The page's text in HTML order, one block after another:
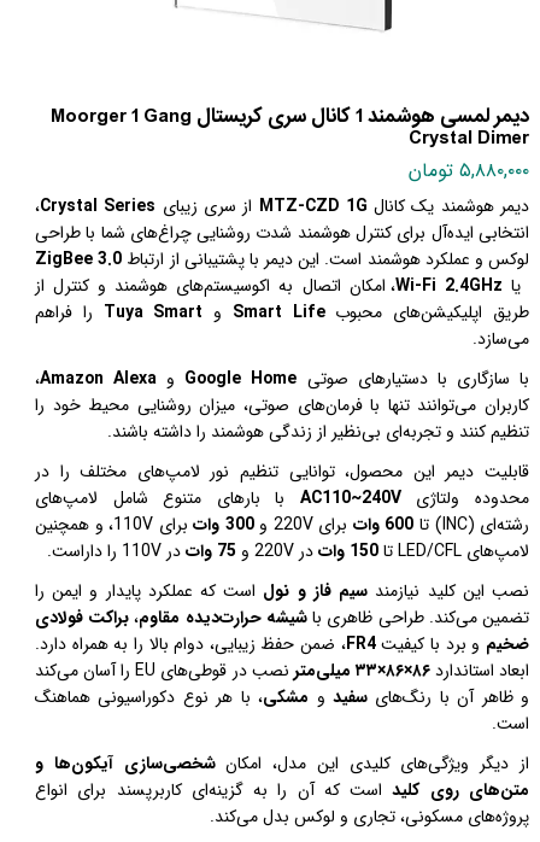
دیمر لمسی هوشمند 1 کانال سری کریستال Moorger 1 Gang
Crystal Dimer
۵,۸۸۰,۰۰۰ تومان
دیمر هوشمند یک کانال MTZ-CZD 1G از سری زیبای Crystal Series،
انتخابی ایده‌آل برای کنترل هوشمند شدت روشنایی چراغ‌های شما با طراحی
لوکس و عملکرد هوشمند است. این دیمر با پشتیبانی از ارتباط ZigBee 3.0
یا Wi-Fi 2.4GHz، امکان اتصال به اکوسیستم‌های هوشمند و کنترل از
طریق اپلیکیشن‌های محبوبSmart Life و Tuya Smart را فراهم
می‌سازد.
با سازگاری با دستیارهای صوتی Google Home و Amazon Alexa،
کاربران می‌توانند تنها با فرمان‌های صوتی، میزان روشنایی محیط خود را
تنظیم کنند و تجربه‌ای بی‌نظیر از زندگی هوشمند را داشته باشند.
قابلیت دیمر این محصول، توانایی تنظیم نور لامپ‌های مختلف را در
محدوده ولتاژیAC110~240V با بارهای متنوع شامل لامپ‌های
رشته‌ای (INC)تا 600 وات برای220V و300 وات برای 110V
، و همچنین
لامپ‌های LED/CFLتا150 وات در 220V و 75 واتدر 110V را داراست.
نصب این کلید نیازمند سیم فاز و نول است که عملکرد پایدار و ایمن را
تضمین می‌کند. طراحی ظاهری باشیشه حرارت‌دیده مقاوم،براکت فولادی
ضخیم و برد با کیفیتFR4، ضمن حفظ زیبایی، دوام بالا را به همراه دارد.
ابعاد استاندارد۸۶×۸۶×۳۳ میلی‌متر نصب در قوطی‌های EU را آسان می‌کند
و ظاهر آن با رنگ‌هایسفید و مشکی، با هر نوع دکوراسیونی هماهنگ
است.
از دیگر ویژگی‌های کلیدی این مدل، امکانشخصی‌سازی آیکون‌ها و
متن‌های روی کلیداست که آن را به گزینه‌ای کاربرپسند برای انواع
پروژه‌های مسکونی، تجاری و لوکس بدل می‌کند.